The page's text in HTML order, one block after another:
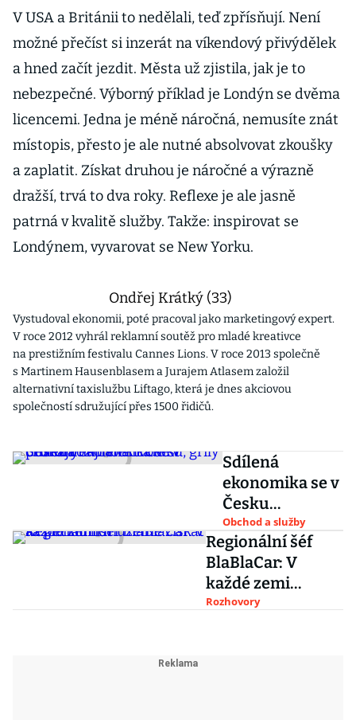
V USA a Británii to nedělali, teď zpřísňují. Není
možné přečíst si inzerát na víkendový přivýdělek
a hned začít jezdit. Města už zjistila, jak je to
nebezpečné. Výborný příklad je Londýn se dvěma
licencemi. Jedna je méně náročná, nemusíte znát
místopis, přesto je ale nutné absolvovat zkoušky
a zaplatit. Získat druhou je náročné a výrazně
dražší, trvá to dva roky. Reflexe je ale jasně
patrná v kvalitě služby. Takže: inspirovat se
Londýnem, vyvarovat se New Yorku.
Ondřej Krátký (33)
Vystudoval ekonomii, poté pracoval jako marketingový expert.
V roce 2012 vyhrál reklamní soutěž pro mladé kreativce
na prestižním festivalu Cannes Lions. V roce 2013 společně
s Martinem Hausenblasem a Jurajem Atlasem založil
alternativní taxislužbu Liftago, která je dnes akciovou
společností sdružující přes 1500 řidičů.
Sdílená
ekonomika se v
Česku
rozmáhá. Lidé
si pronajímají
elektroniku,
grily či drony
Obchod a služby
Regionální šéf
BlaBlaCar: V
každé zemi
můžeme získat až
Rozhovory